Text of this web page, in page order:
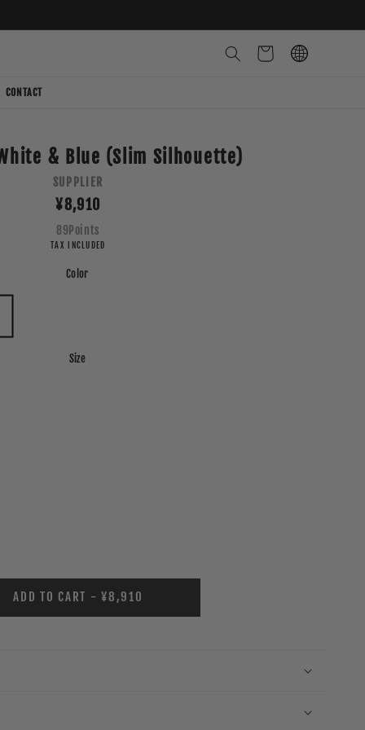
CONTACT
Cart
& Blue (Slim Silhouette)
SUPPLIER
Regular
price
¥8,910
89 Points
TAX INCLUDED
Color
Size
ADD TO CART - ¥8,910